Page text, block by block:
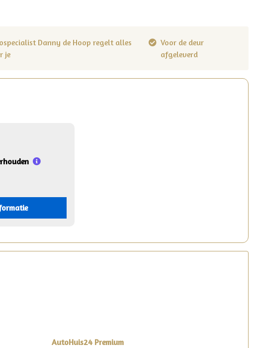
Danny de Hoop regelt alles
je
Voor de deur
afgeleverd
AutoHuis24 Premium